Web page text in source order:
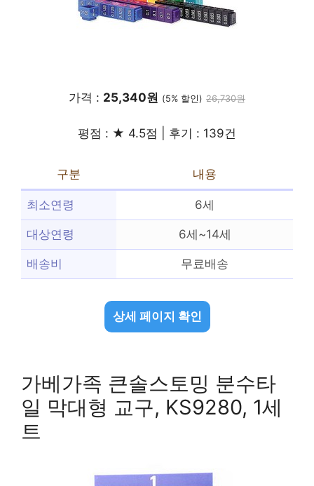
가격 : 25,340원 (5% 할인) 26,730원
평점 : ★ 4.5점 | 후기 : 139건
구분 내용
최소연령 6세
대상연령 6세~14세
배송비 무료배송
상세 페이지 확인
가베가족 큰솔스토밍 분수타
일 막대형 교구, KS9280, 1세
트